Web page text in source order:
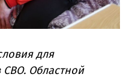
для
СВО. Областной